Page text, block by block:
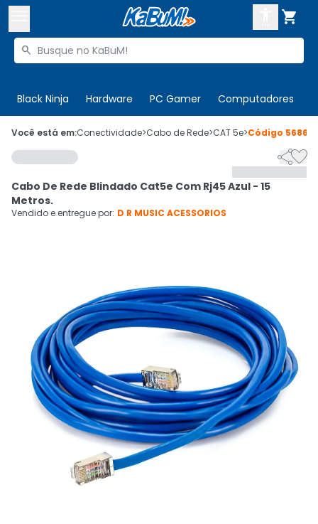

Buscar produtos

Black Ninja Hardware PC Gamer Computadores
 Olá. Acesse sua conta
 Departamentos
Cupons
CADASTRE-SE
Você está em:Conectividade>Cabo de Rede>CAT 5e>Código

Cabo De Rede Blindado Cat5e Com Rj45 Azul - 15
Metros.
Vendido e entregue por: D R MUSIC ACESSORIOS